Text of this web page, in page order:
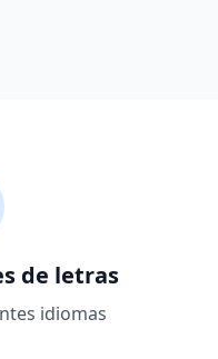
de letras
idiomas